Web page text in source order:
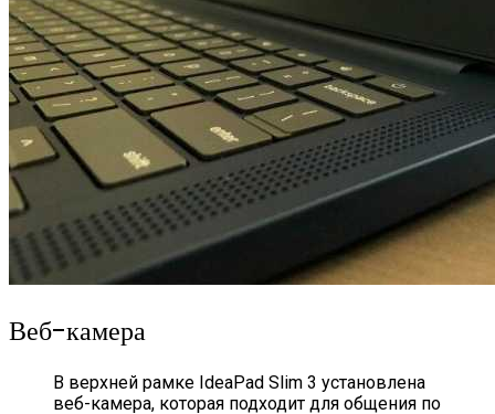
Веб-камера
В верхней рамке IdeaPad Slim 3 установлена
веб-камера, которая подходит для общения по